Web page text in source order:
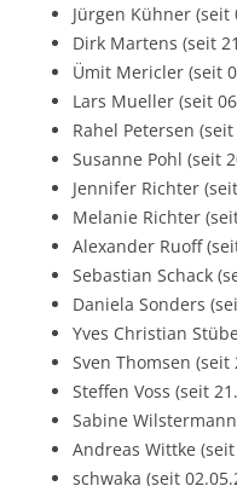
Jürgen Kühner (seit
Dirk Martens (seit
Ümit Mericler (seit
Lars Mueller (seit
Rahel Petersen
Susanne Pohl (seit
Jennifer Richter
Melanie Richter
Alexander Ruoff
Sebastian Schack
Daniela Sonders
Yves Christian
Sven Thomsen (seit
Steffen Voss (seit
Sabine
Andreas Wittke
schwaka (seit